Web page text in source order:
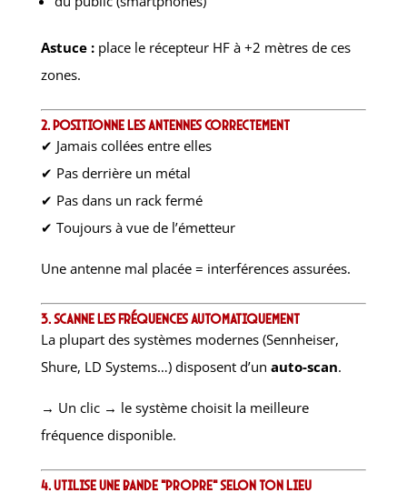
Astuce :place le récepteur HF à +2 mètres de ces
zones.
2. Positionne les antennes correctement
✔ Jamais collées entre elles
✔ Pas derrière un métal
✔ Pas dans un rack fermé
✔ Toujours à vue de l’émetteur
Une antenne mal placée = interférences assurées.
3. Scanne les fréquences automatiquement
La plupart des systèmes modernes (Sennheiser,
Shure, LD Systems…) disposent d’un auto-scan.
→ Un clic → le système choisit la meilleure
fréquence disponible.
4. Utilise une bande “propre” selon ton lieu